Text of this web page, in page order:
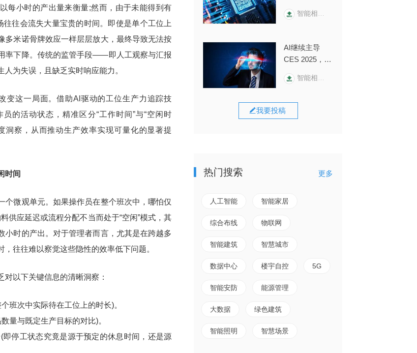
每小时的产出量来衡量;然而，由于未能得到有
往往会流失大量宝贵的时间。即使是单个工位上
多米诺骨牌效应一样层层放大，最终导致无法按
率下降。传统的监管手段——即人工观察与汇报
为失误，且缺乏实时响应能力。
变这一局面。借助AI驱动的工位生产力追踪技
的活动状态，精准区分“工作时间”与“空闲时
洞察，从而推动生产效率实现可量化的显著提
时间
个微观单元。如果操作员在整个班次中，哪怕仅
供应延迟或流程分配不当而处于“空闲”模式，其
小时的产出。对于管理者而言，尤其是在跨越多
往往难以察觉这些隐性的效率低下问题。
以下关键信息的清晰洞察：
班次中实际待在工位上的时长)。
量与既定生产目标的对比)。
即停工状态究竟是源于预定的休息时间，还是源
力转化”的“惊险
智能相对论
AI继续主导
CES 2025，一
入”与“输出”的
智能相对论
我要投稿
热门搜索 更多
人工智能 智能家居
综合布线 物联网
智能建筑 智慧城市
数据中心 楼宇自控 5G
智能安防 能源管理
大数据 绿色建筑
智能照明 智慧场景